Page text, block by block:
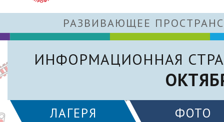
РАЗВИВАЮЩЕЕ
ИНФОРМАЦИОННАЯ
ЛАГЕРЯ ФОТО